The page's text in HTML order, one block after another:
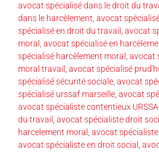
avocat spécialisé dans le droit du
dans le harcèlement, avocat
spécialisé en droit du travail , avocat
moral , avocat spécialisé en
spécialisé harcèlement moral , avocat
moral travail , avocat spécialisé
spécialisé sécurité sociale, avocat
spécialisé urssaf marseille, avocat
avocat spécialiste contentieux
du travail , avocat spécialiste droit
harcelement moral , avocat
avocat spécialiste en droit social ,